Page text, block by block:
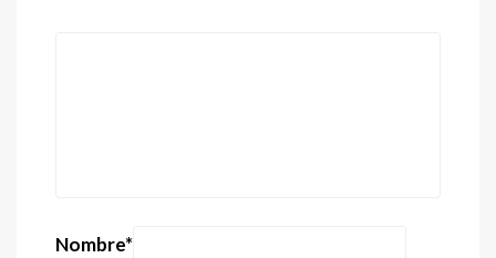
Nombre*